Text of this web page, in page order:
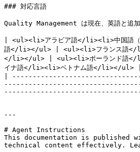
### 対応言語
Quality Management は現在、英語と追加
| <ul><li>アラビア語</li><li>中国語
語</li></ul> | <ul><li>フランス語</
</li></ul> | <ul><li>ポーランド語</
イナ語</li><li>ベトナム語</li></ul> |
|
---
# Agent Instructions
This documentation is published
technical content effectively.